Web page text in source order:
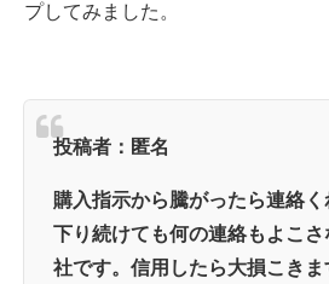
プしてみました。
投稿者：匿名
購入指示から騰がったら連絡く
下り続けても何の連絡もよこ
社です。信用したら大損こきま